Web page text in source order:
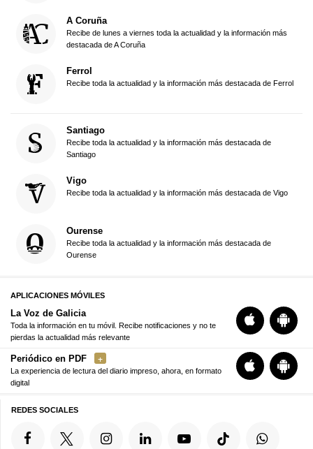
A Coruña
Recibe de lunes a viernes toda la actualidad y la información más
destacada de A Coruña
Ferrol
Recibe toda la actualidad y la información más destacada de Ferrol
Santiago
Recibe toda la actualidad y la información más destacada de
Santiago
Vigo
Recibe toda la actualidad y la información más destacada de Vigo
Ourense
Recibe toda la actualidad y la información más destacada de
Ourense
APLICACIONES MÓVILES
La Voz de Galicia
Toda la información en tu móvil. Recibe notificaciones y no te
pierdas la actualidad más relevante
Periódico en PDF
La experiencia de lectura del diario impreso, ahora, en formato
digital
REDES SOCIALES